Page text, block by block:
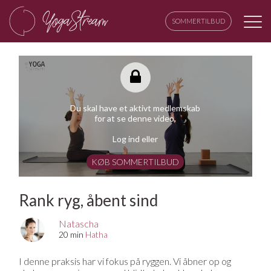
SOMMERTILBUD
Du skal have et aktivt medlemskab
for at se denne video.
Log ind eller
KØB SOMMERTILBUD
Rank ryg, åbent sind
Natascha
20 min Hatha
I denne praksis har vi fokus på ryggen. Vi åbner op og